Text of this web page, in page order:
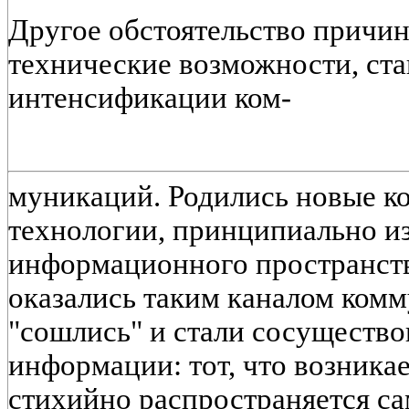
Другое обстоятельство
технические возможности,
интенсификации ком-
муникаций. Родились новые
технологии, принципиально
информационного
оказались таким каналом
"сошлись" и стали
информации: тот, что
стихийно распространяется